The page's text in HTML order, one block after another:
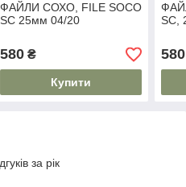
ФАЙЛИ СОХО, FILE SOCO
SC 25мм 04/20
580₴
Купити
SC,
580
за рік